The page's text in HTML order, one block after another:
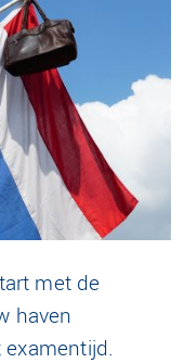
met de
haven